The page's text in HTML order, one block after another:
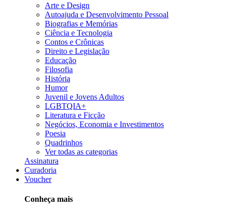
Arte e Design
Autoajuda e Desenvolvimento Pessoal
Biografias e Memórias
Ciência e Tecnologia
Contos e Crônicas
Direito e Legislação
Educação
Filosofia
História
Humor
Juvenil e Jovens Adultos
LGBTQIA+
Literatura e Ficção
Negócios, Economia e Investimentos
Poesia
Quadrinhos
Ver todas as categorias
Assinatura
Curadoria
Voucher
Conheça mais